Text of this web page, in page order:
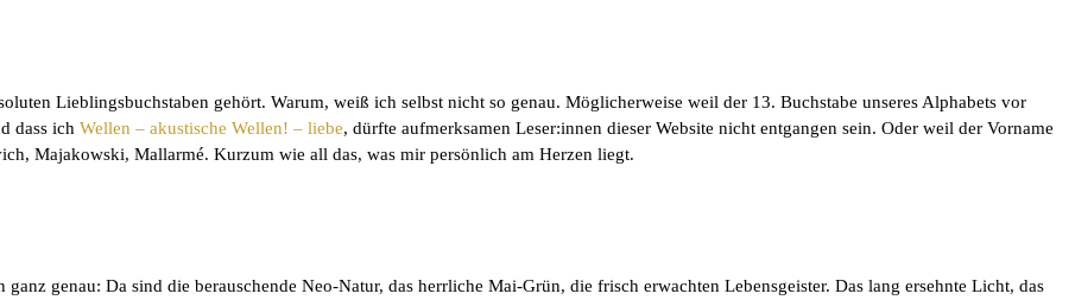
Lieblingsbuchstaben gehört. Warum, weiß ich selbst nicht so genau. Möglicherweise weil der 13. Buchstabe unseres Alphabets vor
dass ich Wellen – akustische Wellen! – liebe, dürfte aufmerksamen Leser:innen dieser Website nicht entgangen sein. Oder weil der Vorname
Majakowski, Mallarmé. Kurzum wie all das, was mir persönlich am Herzen liegt.
genau: Da sind die berauschende Neo-Natur, das herrliche Mai-Grün, die frisch erwachten Lebensgeister. Das lang ersehnte Licht, das